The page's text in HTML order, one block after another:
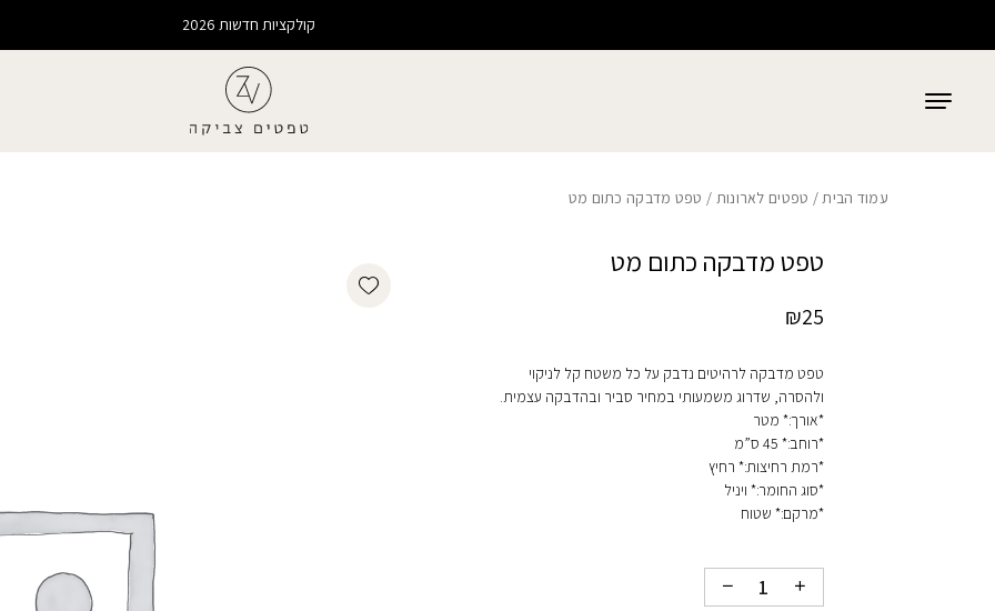
קולקציות חדשות 2026
עמוד הבית/ טפטים לארונות / טפט מדבקה כתום מט
טפט מדבקה כתום מט
₪25
טפט מדבקה לרהיטים נדבק על כל משטח קל לניקוי
ולהסרה, שדרוג משמעותי במחיר סביר ובהדבקה עצמית.
*אורך:* מטר
*רוחב:* 45 ס”מ
*רמת רחיצות:* רחיץ
*סוג החומר:* ויניל
*מרקם:* שטוח
Add wishlist